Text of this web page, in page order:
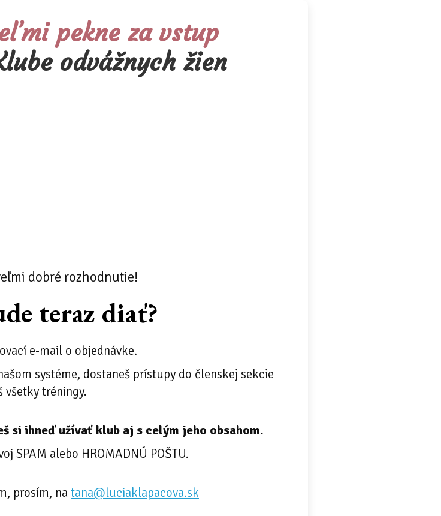
pekne za vstup
odvážnych žien
dobré rozhodnutie!
teraz diať?
e-mail o objednávke.
systéme, dostaneš prístupy do členskej sekcie
všetky tréningy.
si ihneď užívať klub aj s celým jeho obsahom.
SPAM alebo HROMADNÚ POŠTU.
prosím, na tana@luciaklapacova.sk